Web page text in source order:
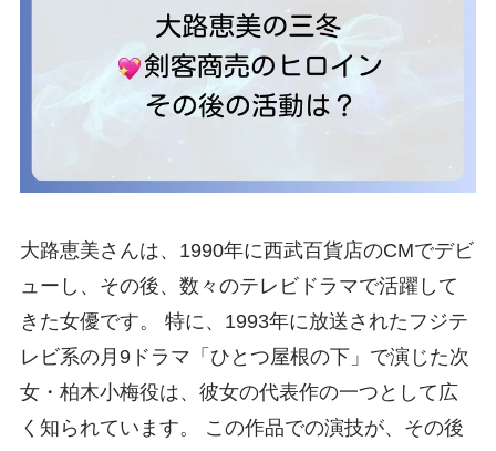
大路恵美さんは、1990年に西武百貨店のCMでデビ
ューし、その後、数々のテレビドラマで活躍して
きた女優です。 特に、1993年に放送されたフジテ
レビ系の月9ドラマ「ひとつ屋根の下」で演じた次
女・柏木小梅役は、彼女の代表作の一つとして広
く知られています。 この作品での演技が、その後